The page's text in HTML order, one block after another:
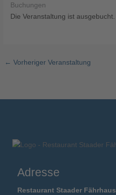
Buchungen
Die Veranstaltung ist ausgebucht.
← Vorheriger Veranstaltung
Adresse
Restaurant Staader Fährhaus